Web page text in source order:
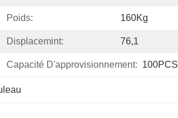
Poids: 160Kg
Displacemint: 76,1
Capacité D'approvisionnement: 100PCS